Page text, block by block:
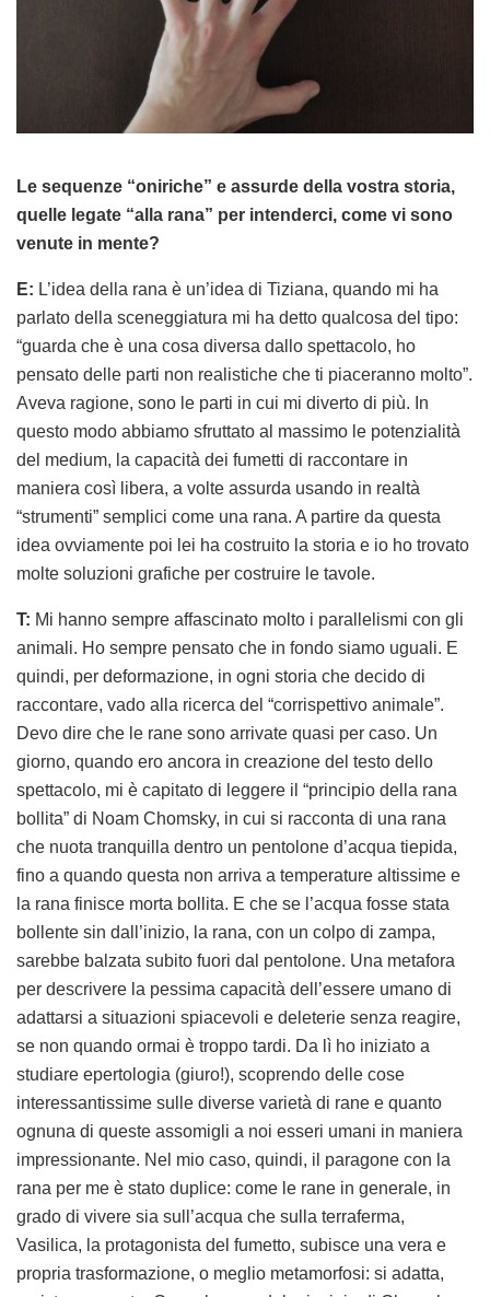
Le sequenze “oniriche” e assurde della vostra storia,
quelle legate “alla rana” per intenderci, come vi sono
venute in mente?
E: L’idea della rana è un’idea di Tiziana, quando mi ha
parlato della sceneggiatura mi ha detto qualcosa del tipo:
“guarda che è una cosa diversa dallo spettacolo, ho
pensato delle parti non realistiche che ti piaceranno molto”.
Aveva ragione, sono le parti in cui mi diverto di più. In
questo modo abbiamo sfruttato al massimo le potenzialità
del medium, la capacità dei fumetti di raccontare in
maniera così libera, a volte assurda usando in realtà
“strumenti” semplici come una rana. A partire da questa
idea ovviamente poi lei ha costruito la storia e io ho trovato
molte soluzioni grafiche per costruire le tavole.
T: Mi hanno sempre affascinato molto i parallelismi con gli
animali. Ho sempre pensato che in fondo siamo uguali. E
quindi, per deformazione, in ogni storia che decido di
raccontare, vado alla ricerca del “corrispettivo animale”.
Devo dire che le rane sono arrivate quasi per caso. Un
giorno, quando ero ancora in creazione del testo dello
spettacolo, mi è capitato di leggere il “principio della rana
bollita” di Noam Chomsky, in cui si racconta di una rana
che nuota tranquilla dentro un pentolone d’acqua tiepida,
fino a quando questa non arriva a temperature altissime e
la rana finisce morta bollita. E che se l’acqua fosse stata
bollente sin dall’inizio, la rana, con un colpo di zampa,
sarebbe balzata subito fuori dal pentolone. Una metafora
per descrivere la pessima capacità dell’essere umano di
adattarsi a situazioni spiacevoli e deleterie senza reagire,
se non quando ormai è troppo tardi. Da lì ho iniziato a
studiare epertologia (giuro!), scoprendo delle cose
interessantissime sulle diverse varietà di rane e quanto
ognuna di queste assomigli a noi esseri umani in maniera
impressionante. Nel mio caso, quindi, il paragone con la
rana per me è stato duplice: come le rane in generale, in
grado di vivere sia sull’acqua che sulla terraferma,
Vasilica, la protagonista del fumetto, subisce una vera e
propria trasformazione, o meglio metamorfosi: si adatta,